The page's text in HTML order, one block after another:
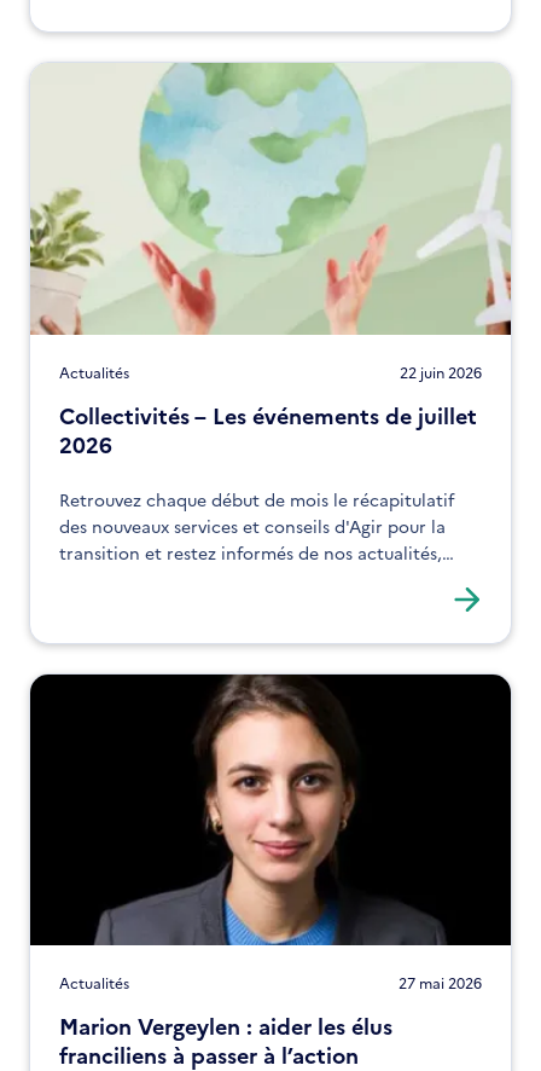
Actualités 22 juin 2026
Collectivités – Les événements de juillet
2026
Retrouvez chaque début de mois le récapitulatif
des nouveaux services et conseils d'Agir pour la
transition et restez informés de nos actualités,
Actualités 27 mai 2026
Marion Vergeylen : aider les élus
franciliens à passer à l’action